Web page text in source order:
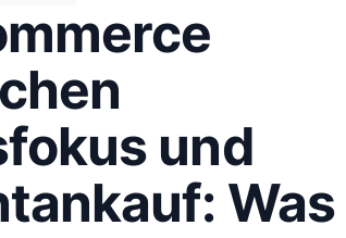
und
Was